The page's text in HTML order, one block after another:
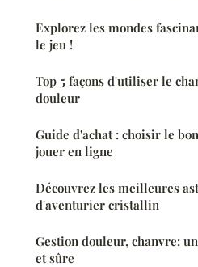
Explorez les mondes
le jeu !
Top 5 façons d'utiliser le
douleur
Guide d'achat : choisir le
jouer en ligne
Découvrez les meilleures
d'aventurier cristallin
Gestion douleur, chanvre:
et sûre